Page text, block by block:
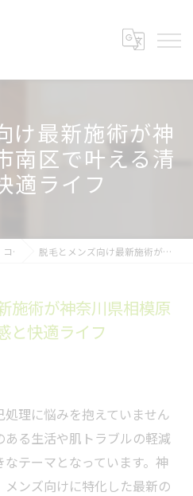
け最新施術が神
南区で叶える清
適ライフ
コラム 脱毛とメンズ向け最新施術が神奈川県相模原市南区で叶える清潔感と快適ライフ
施術が神奈川県相模原
と快適ライフ
理に悩みを抱えていません
る生活や肌トラブルの軽減
テーマとなっています。神
ンズ向けに特化した最新の